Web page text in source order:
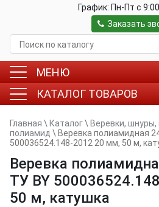
График: Пн-Пт c
Заказать
МЕНЮ
КАТАЛОГ ТОВАРОВ
Главная \ Каталог\ Веревки, шнуры,
полиамид \ Веревка полиамидная
500036524.148-2012 20 мм, 50 м,
Веревка
ТУ BY
50 м, катушка